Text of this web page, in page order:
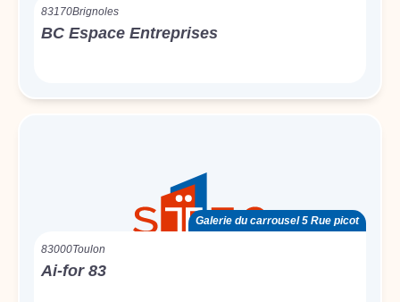
83170Brignoles
BC Espace Entreprises
Galerie du carrousel 5 Rue picot
83000Toulon
Ai-for 83